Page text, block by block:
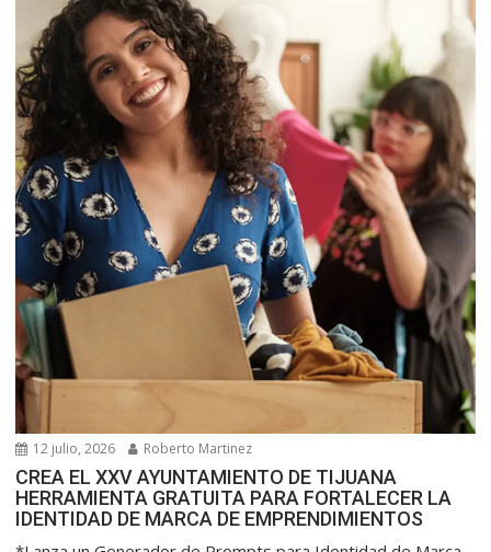
12 julio, 2026 Roberto Martinez
CREA EL XXV AYUNTAMIENTO DE TIJUANA
HERRAMIENTA GRATUITA PARA FORTALECER LA
IDENTIDAD DE MARCA DE EMPRENDIMIENTOS